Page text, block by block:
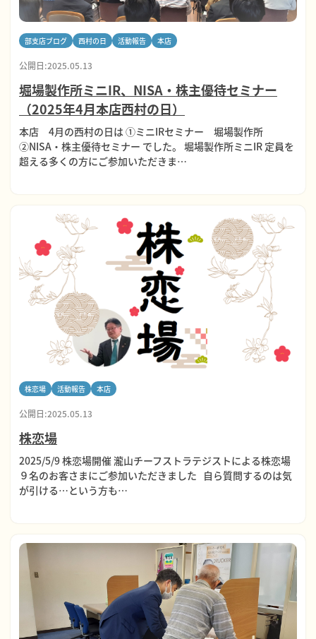
部支店ブログ 西村の日 活動報告 本店
公開日:2025.05.13
堀場製作所ミニIR、NISA・株主優待セミナー
（2025年4月本店西村の日）
本店 4月の西村の日は ①ミニIRセミナー 堀場製作所
②NISA・株主優待セミナー でした。 堀場製作所ミニIR 定員を
超える多くの方にご参加いただきま…
株恋場 活動報告 本店
公開日:2025.05.13
株恋場
2025/5/9 株恋場開催 瀧山チーフストラテジストによる株恋場
９名のお客さまにご参加いただきました 自ら質問するのは気
が引ける…という方も…